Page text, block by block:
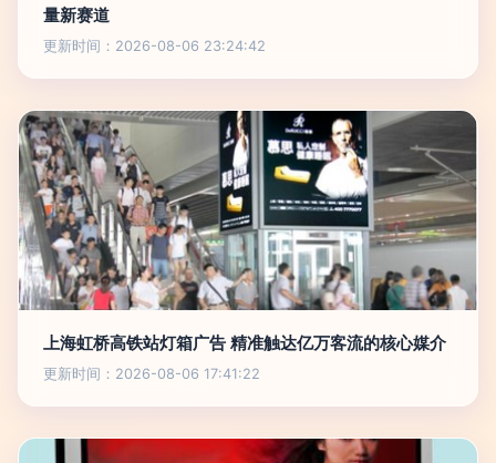
量新赛道
更新时间：2026-08-06 23:24:42
上海虹桥高铁站灯箱广告 精准触达亿万客流的核心媒介
更新时间：2026-08-06 17:41:22